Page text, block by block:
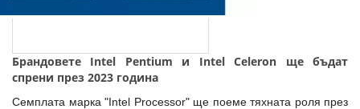
Брандовете Intel Pentium и Intel Celeron ще бъдaт
спрени през 2023 година
Семплата марка "Intel Processor" ще поеме тяхната роля през